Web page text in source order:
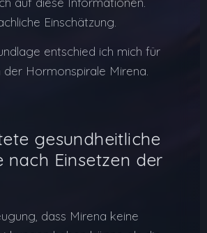
Einschätzung.
entschied ich mich für
der Hormonspirale Mirena.
gesundheitliche
nach Einsetzen der
dass Mirena keine